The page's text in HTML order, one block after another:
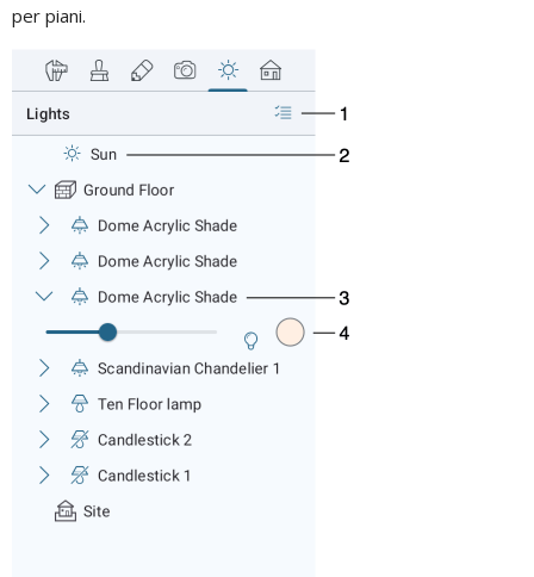
per piani.